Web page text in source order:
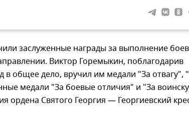
заслуженные награды за выполнение
Виктор Горемыкин, поблагодарив
в общее дело, вручил им медали "За отвагу",
медали "За боевые отличия" и "За
ордена Святого Георгия — Георгиевский